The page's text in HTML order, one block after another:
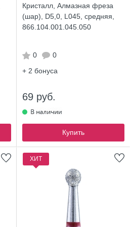
Кристалл, Алмазная фреза
(шар), D5,0, L045, средняя,
866.104.001.045.050
0
0
+ 2 бонуса
69 руб.
Купить
ХИТ